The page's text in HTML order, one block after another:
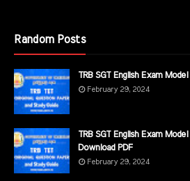
Random Posts
TRB SGT English Exam
February 29, 2024
TRB SGT English Exam
Download PDF
February 29, 2024